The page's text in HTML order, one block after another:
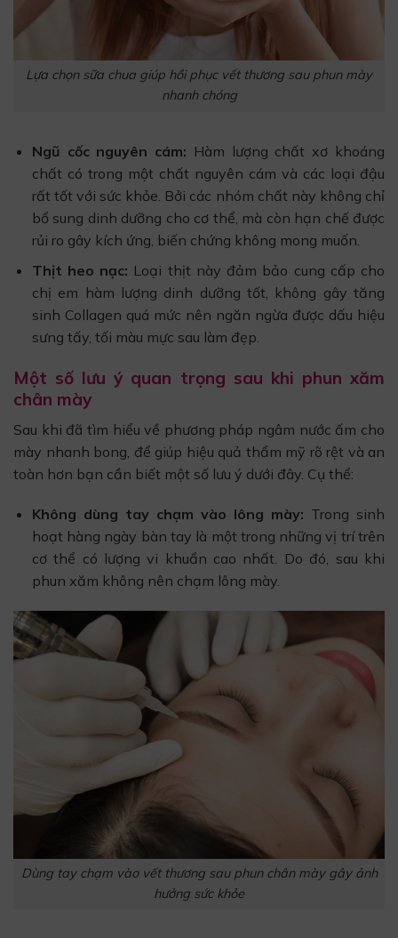
Lựa chọn sữa chua giúp hồi phục vết thương sau phun mày
nhanh chóng
Ngũ cốc nguyên cám: Hàm lượng chất xơ khoáng
chất có trong một chất nguyên cám và các loại đậu
rất tốt với sức khỏe. Bởi các nhóm chất này không chỉ
bổ sung dinh dưỡng cho cơ thể, mà còn hạn chế được
rủi ro gây kích ứng, biến chứng không mong muốn.
Thịt heo nạc: Loại thịt này đảm bảo cung cấp cho
chị em hàm lượng dinh dưỡng tốt, không gây tăng
sinh Collagen quá mức nên ngăn ngừa được dấu hiệu
sưng tấy, tối màu mực sau làm đẹp.
Một số lưu ý quan trọng sau khi phun xăm
chân mày
Sau khi đã tìm hiểu về phương pháp ngâm nước ấm cho
mày nhanh bong, để giúp hiệu quả thẩm mỹ rõ rệt và an
toàn hơn bạn cần biết một số lưu ý dưới đây. Cụ thể:
Không dùng tay chạm vào lông mày: Trong sinh
hoạt hàng ngày bàn tay là một trong những vị trí trên
cơ thể có lượng vi khuẩn cao nhất. Do đó, sau khi
phun xăm không nên chạm lông mày.
Dùng tay chạm vào vết thương sau phun chân mày gây ảnh
hưởng sức khỏe